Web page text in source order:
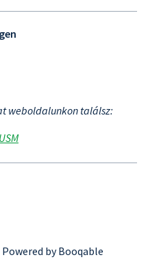
weboldalunkon találsz:
Powered by Booqable